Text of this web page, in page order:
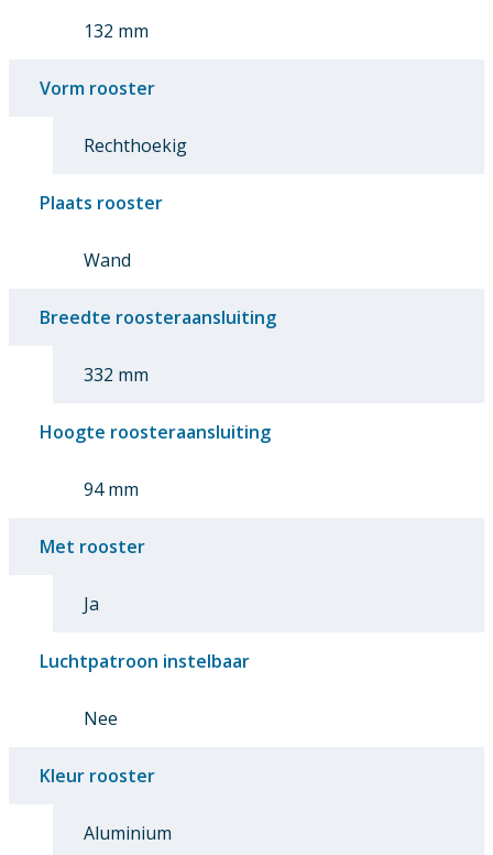
132 mm
Vorm rooster
Rechthoekig
Plaats rooster
Wand
Breedte roosteraansluiting
332 mm
Hoogte roosteraansluiting
94 mm
Met rooster
Ja
Luchtpatroon instelbaar
Nee
Kleur rooster
Aluminium